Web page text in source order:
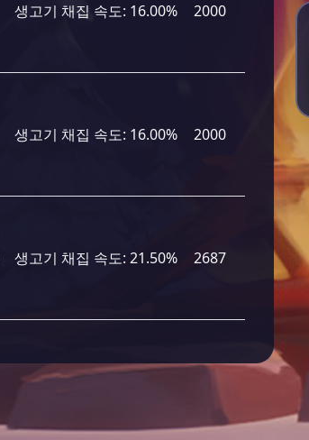
생고기 채집 속도: 16.00% 2000
생고기 채집 속도: 16.00% 2000
생고기 채집 속도: 21.50% 2687